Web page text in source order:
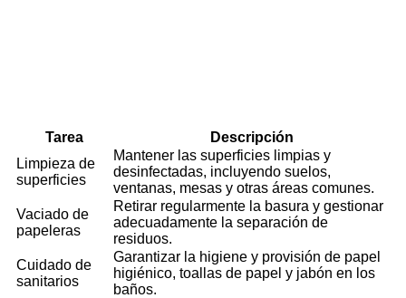
Tarea
Descripción
Limpieza de
superficies
Mantener las superficies limpias y
desinfectadas, incluyendo suelos,
ventanas, mesas y otras áreas comunes.
Vaciado de
papeleras
Retirar regularmente la basura y gestionar
adecuadamente la separación de
residuos.
Cuidado de
sanitarios
Garantizar la higiene y provisión de papel
higiénico, toallas de papel y jabón en los
baños.